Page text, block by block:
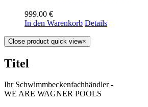
999.00 €
In den Warenkorb Details
Close product quick view×
Titel
Ihr Schwimmbeckenfachhändler -
WE ARE WAGNER POOLS